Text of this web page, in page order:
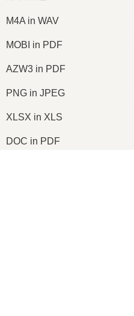
M4A in WAV
MOBI in PDF
AZW3 in PDF
PNG in JPEG
XLSX in XLS
DOC in PDF